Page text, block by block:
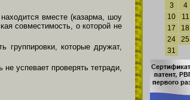
вместе (казарма, шоу
совместимость, о которой не
которые дружат,
успевает проверять тетради,
3
4
10
11
17
18
24
25
31